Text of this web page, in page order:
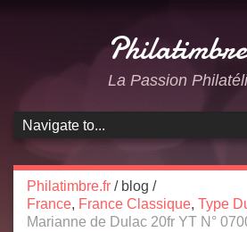
La Passion
Philatimbre.fr /blog /
France, France Classique, Type
Marianne de Dulac 20fr YT N°